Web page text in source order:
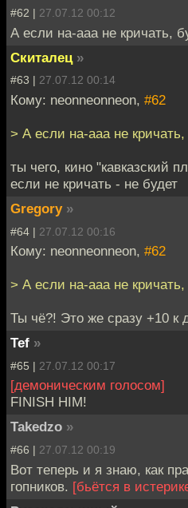
#62 | 27.07.12 00:12
А если на-aaa не кричать,
Скиталец »
#63 | 27.07.12 00:14
Кому: neonneonneon, #62
> А если на-aaa не кричать,
ты чего, кино "кавказский
если не кричать - не будет
Gregory »
#64 | 27.07.12 00:16
Кому: neonneonneon, #62
> А если на-aaa не кричать,
Ты чё?! Это же сразу +10 к
Tef »
#65 | 27.07.12 00:17
[демоническим голосом]
FINISH HIM!
Takedzo »
#66 | 27.07.12 00:19
Вот теперь и я знаю, как
гопников. [бьётся в